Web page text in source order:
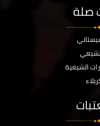
صلة
الشيعية